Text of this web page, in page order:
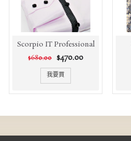
Scorpio IT Professional
$680.00 $470.00
我要買